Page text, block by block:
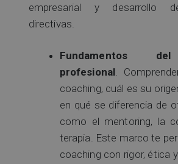
empresarial y desarrollo
directivas.
Fundamentos
profesional.
coaching, cuál es su
en qué se diferencia de
como el mentoring, la
terapia. Este marco te
coaching con rigor, ética